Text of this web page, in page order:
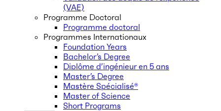
(VAE)
Programme Doctoral
Programme doctoral
Programmes Internationaux
Foundation Years
Bachelor’s Degree
Diplôme d’ingénieur en 5 ans
Master’s Degree
Mastère Spécialisé®
Master of Science
Short Programs